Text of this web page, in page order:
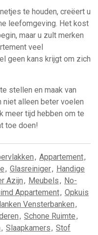
te houden, creëert u
leefomgeving. Het kost
maar u zult merken
veel
geen kans krijgt om zich
stellen en maak van
niet alleen beter voelen
meer tijd hebben om te
toe doen!
, Appartement,
, Glasreiniger, Handige
Azijn, Meubels, No-
Appartement, Opkuis
Vensterbanken,
, Schone Ruimte,
, Slaapkamers, Stof